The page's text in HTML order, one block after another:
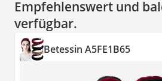
Empfehlenswert und
verfügbar.
Betessin A5FE1B65